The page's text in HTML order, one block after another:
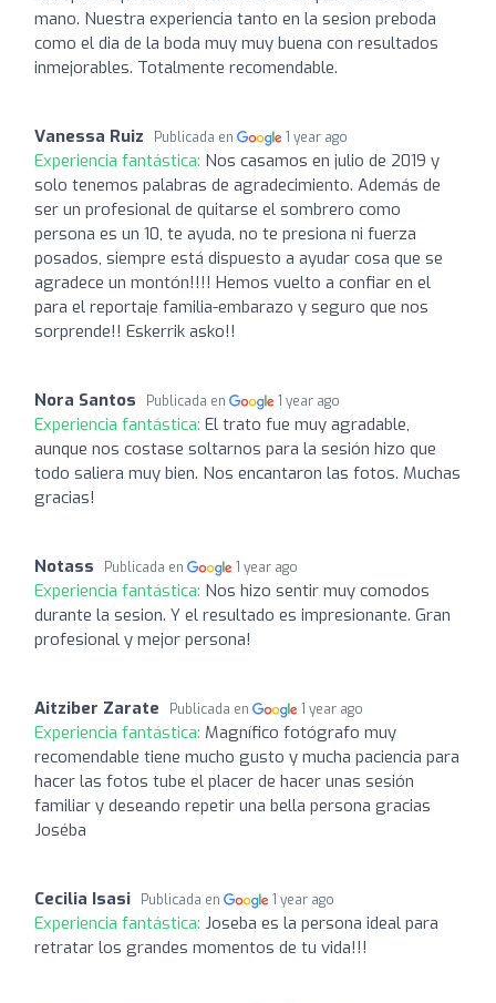
mano. Nuestra experiencia tanto en la sesion preboda
como el dia de la boda muy muy buena con resultados
inmejorables. Totalmente recomendable.
Vanessa Ruiz Publicada en 1 year ago
Experiencia fantástica: Nos casamos en julio de 2019 y
solo tenemos palabras de agradecimiento. Además de
ser un profesional de quitarse el sombrero como
persona es un 10, te ayuda, no te presiona ni fuerza
posados, siempre está dispuesto a ayudar cosa que se
agradece un montón!!!! Hemos vuelto a confiar en el
para el reportaje familia-embarazo y seguro que nos
sorprende!! Eskerrik asko!!
Nora Santos Publicada en 1 year ago
Experiencia fantástica: El trato fue muy agradable,
aunque nos costase soltarnos para la sesión hizo que
todo saliera muy bien. Nos encantaron las fotos. Muchas
gracias!
Notass Publicada en 1 year ago
Experiencia fantástica: Nos hizo sentir muy comodos
durante la sesion. Y el resultado es impresionante. Gran
profesional y mejor persona!
Aitziber Zarate Publicada en 1 year ago
Experiencia fantástica: Magnífico fotógrafo muy
recomendable tiene mucho gusto y mucha paciencia para
hacer las fotos tube el placer de hacer unas sesión
familiar y deseando repetir una bella persona gracias
Joséba
Cecilia Isasi Publicada en 1 year ago
Experiencia fantástica: Joseba es la persona ideal para
retratar los grandes momentos de tu vida!!!